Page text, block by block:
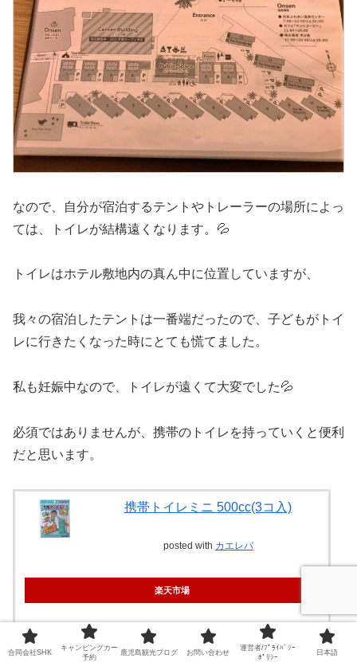
なので、自分が宿泊するテントやトレーラーの場所によっ
ては、トイレが結構遠くなります。💦
トイレはホテル敷地内の真ん中に位置していますが、
我々の宿泊したテントは一番端だったので、子どもがトイ
レに行きたくなった時にとても慌てました。
私も妊娠中なので、トイレが遠くて大変でした💦
必須ではありませんが、携帯のトイレを持っていくと便利
だと思います。
携帯トイレミニ 500cc(3コ入)
posted with カエレバ
楽天市場
Amazon
合同会社SHK
キャンピングカー
予約
鹿児島観光ブログ お問い合わせ
運営者/ﾌﾟﾗｲﾊﾞｼｰ
ﾎﾟﾘｼｰ
日本語